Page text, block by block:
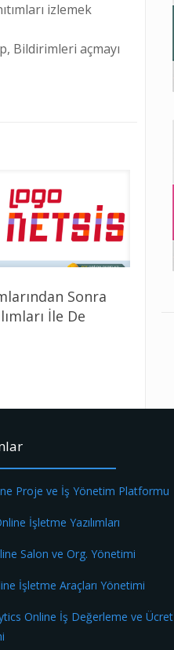
izlemek
Bildirimleri açmayı
Sonra
İle De
Proje ve İş Yönetim Platformu
İşletme Yazılımları
Salon ve Org. Yönetimi
İşletme Araçları Yönetimi
Online İş Değerleme ve Ücret